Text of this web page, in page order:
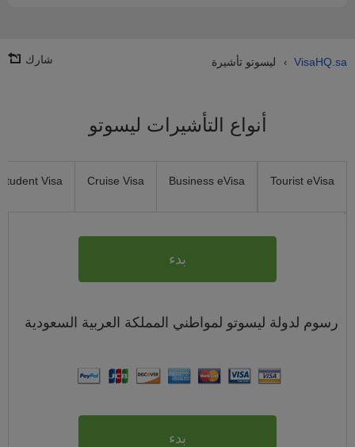
VisaHQ.sa
› ليسوتو تأشيرة شارك
أنواع التأشيرات ليسوتو
Tourist eVisa
Business eVisa
Cruise Visa
Student Visa
بدء
رسوم لدولة ليسوتو لمواطني المملكة العربية السعودية
بدء